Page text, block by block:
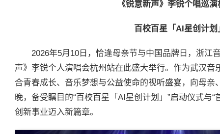
《锐意新声》李锐个唱巡
百校百星「 AI星创计划
2026年5月10日，恰逢母亲节与中国品牌日，浙
声》李锐个人演唱会杭州站在此盛大举行。作为武汉
合青春成长、音乐梦想与公益使命的视听盛宴，向母
晚，备受瞩目的“百校百星「AI星创计划」”启动仪式与
创新事业迈入新篇章。